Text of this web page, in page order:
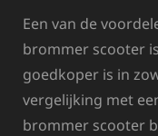
Een van de
brommer scooter
goedkoper is in
vergelijking met
brommer scooter